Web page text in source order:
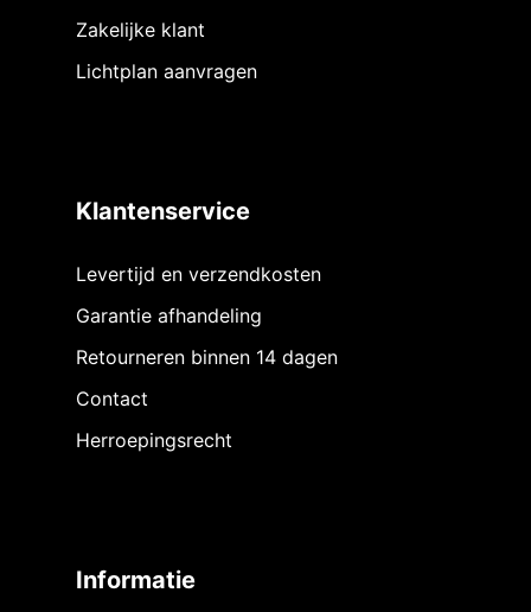
Zakelijke klant
Lichtplan aanvragen
Klantenservice
Levertijd en verzendkosten
Garantie afhandeling
Retourneren binnen 14 dagen
Contact
Herroepingsrecht
Informatie